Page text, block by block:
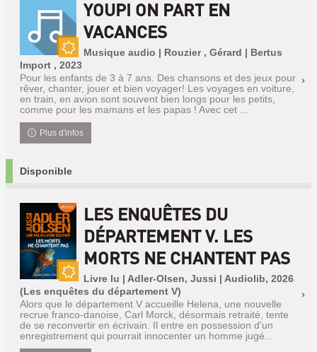
Nouveauté
YOUPI ON PART EN
VACANCES
Musique audio | Rouzier , Gérard | Bertus
Import , 2023
Pour les enfants de 3 à 7 ans. Des chansons et des jeux pour
rêver, chanter, jouer et bien voyager! Les voyages en voiture,
en train, en avion sont souvent bien longs pour les petits,
comme pour les mamans et les papas ! Avec cet ...
Plus d'infos
Disponible
Nouveauté
LES ENQUÊTES DU
DÉPARTEMENT V. LES
MORTS NE CHANTENT PAS
Livre lu | Adler-Olsen, Jussi | Audiolib, 2026
(Les enquêtes du département V)
Alors que le département V accueille Helena, une nouvelle
recrue franco-danoise, Carl Morck, désormais retraité, tente
de se reconvertir en écrivain. Il entre en possession d'un
enregistrement qui pourrait innocenter un homme jugé...